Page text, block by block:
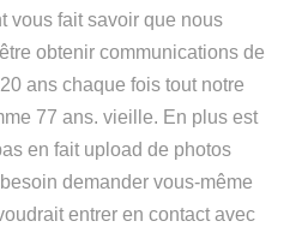
vous fait savoir que nous
obtenir communications de
ans chaque fois tout notre
77 ans. vieille. En plus est
en fait upload de photos
demander vous-même
entrer en contact avec